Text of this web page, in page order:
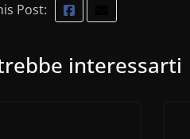
Post:
interessarti